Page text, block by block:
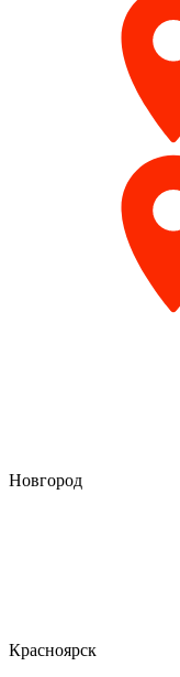
Новгород
Красноярск